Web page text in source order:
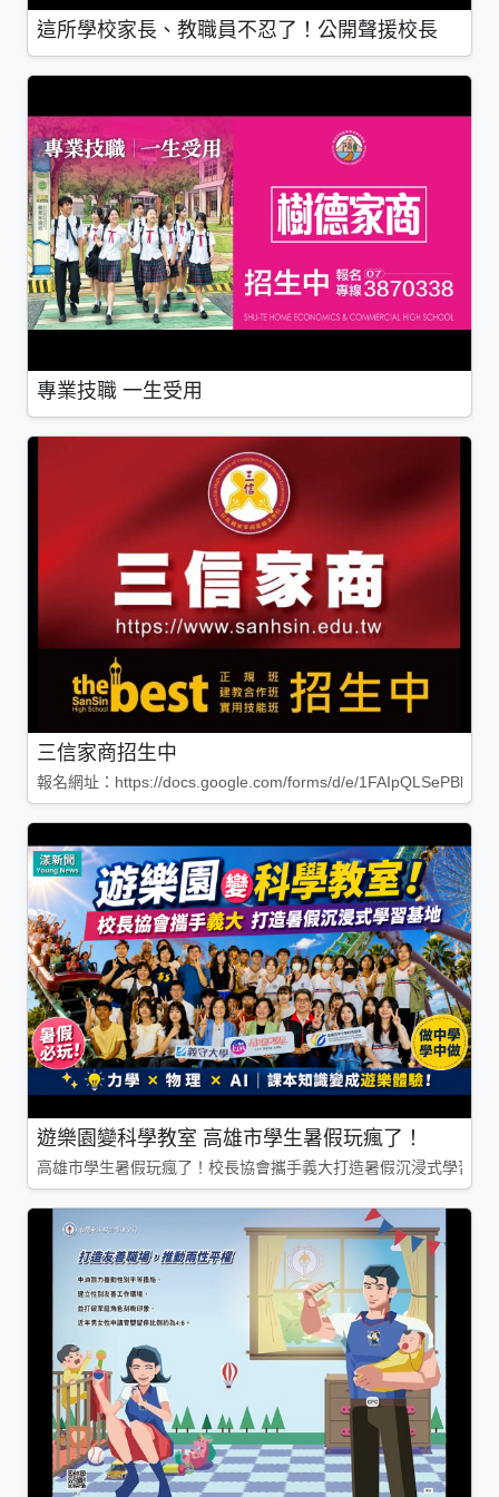
這所學校家長、教職員不忍了！公開聲援校長
專業技職 一生受用
三信家商招生中
報名網址：https://docs.google.com/forms/d/e/
遊樂園變科學教室 高雄市學生暑假玩瘋了！
高雄市學生暑假玩瘋了！校長協會攜手義大打造暑假沉浸式學習基